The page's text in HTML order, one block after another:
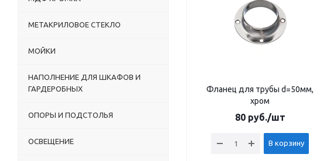
Фланец для трубы d=50мм,
хром
80руб./шт
В корзину
МЕТАКРИЛОВОЕ СТЕКЛО
МОЙКИ
НАПОЛНЕНИЕ ДЛЯ ШКАФОВ И
ГАРДЕРОБНЫХ
ОПОРЫ И ПОДСТОЛЬЯ
ОСВЕЩЕНИЕ